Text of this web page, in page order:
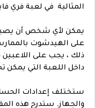
المثالية في لعبة فري
يمكن لأي شخص أن
على الهيدشوت
ذلك ، يجب على
داخل اللعبة التي يمكن
ستختلف إعدادات
والجهاز. ستدرج هذه